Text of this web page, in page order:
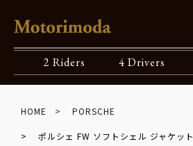
2 Riders 4 Drivers
HOME PORSCHE
ポルシェ FW ソフトシェル ジャケット